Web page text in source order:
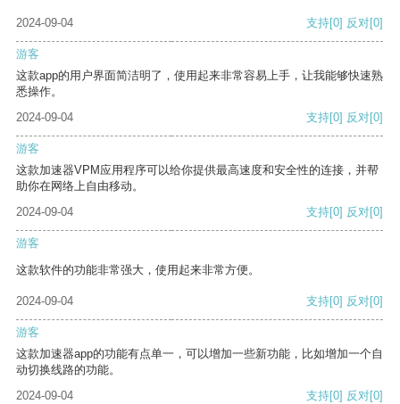
2024-09-04 支持[0] 反对[0]
游客
这款app的用户界面简洁明了，使用起来非常容易上手，让我能够快速熟
悉操作。
2024-09-04
支持[0] 反对[0]
游客
这款加速器VPM应用程序可以给你提供最高速度和安全性的连接，并帮
助你在网络上自由移动。
2024-09-04
支持[0] 反对[0]
游客
这款软件的功能非常强大，使用起来非常方便。
2024-09-04 支持[0] 反对[0]
游客
这款加速器app的功能有点单一，可以增加一些新功能，比如增加一个自
动切换线路的功能。
2024-09-04
支持[0] 反对[0]